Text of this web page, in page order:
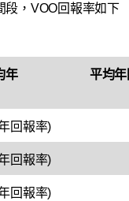
段，VOO回報率如下
年
平均年
回報率)
回報率)
回報率)